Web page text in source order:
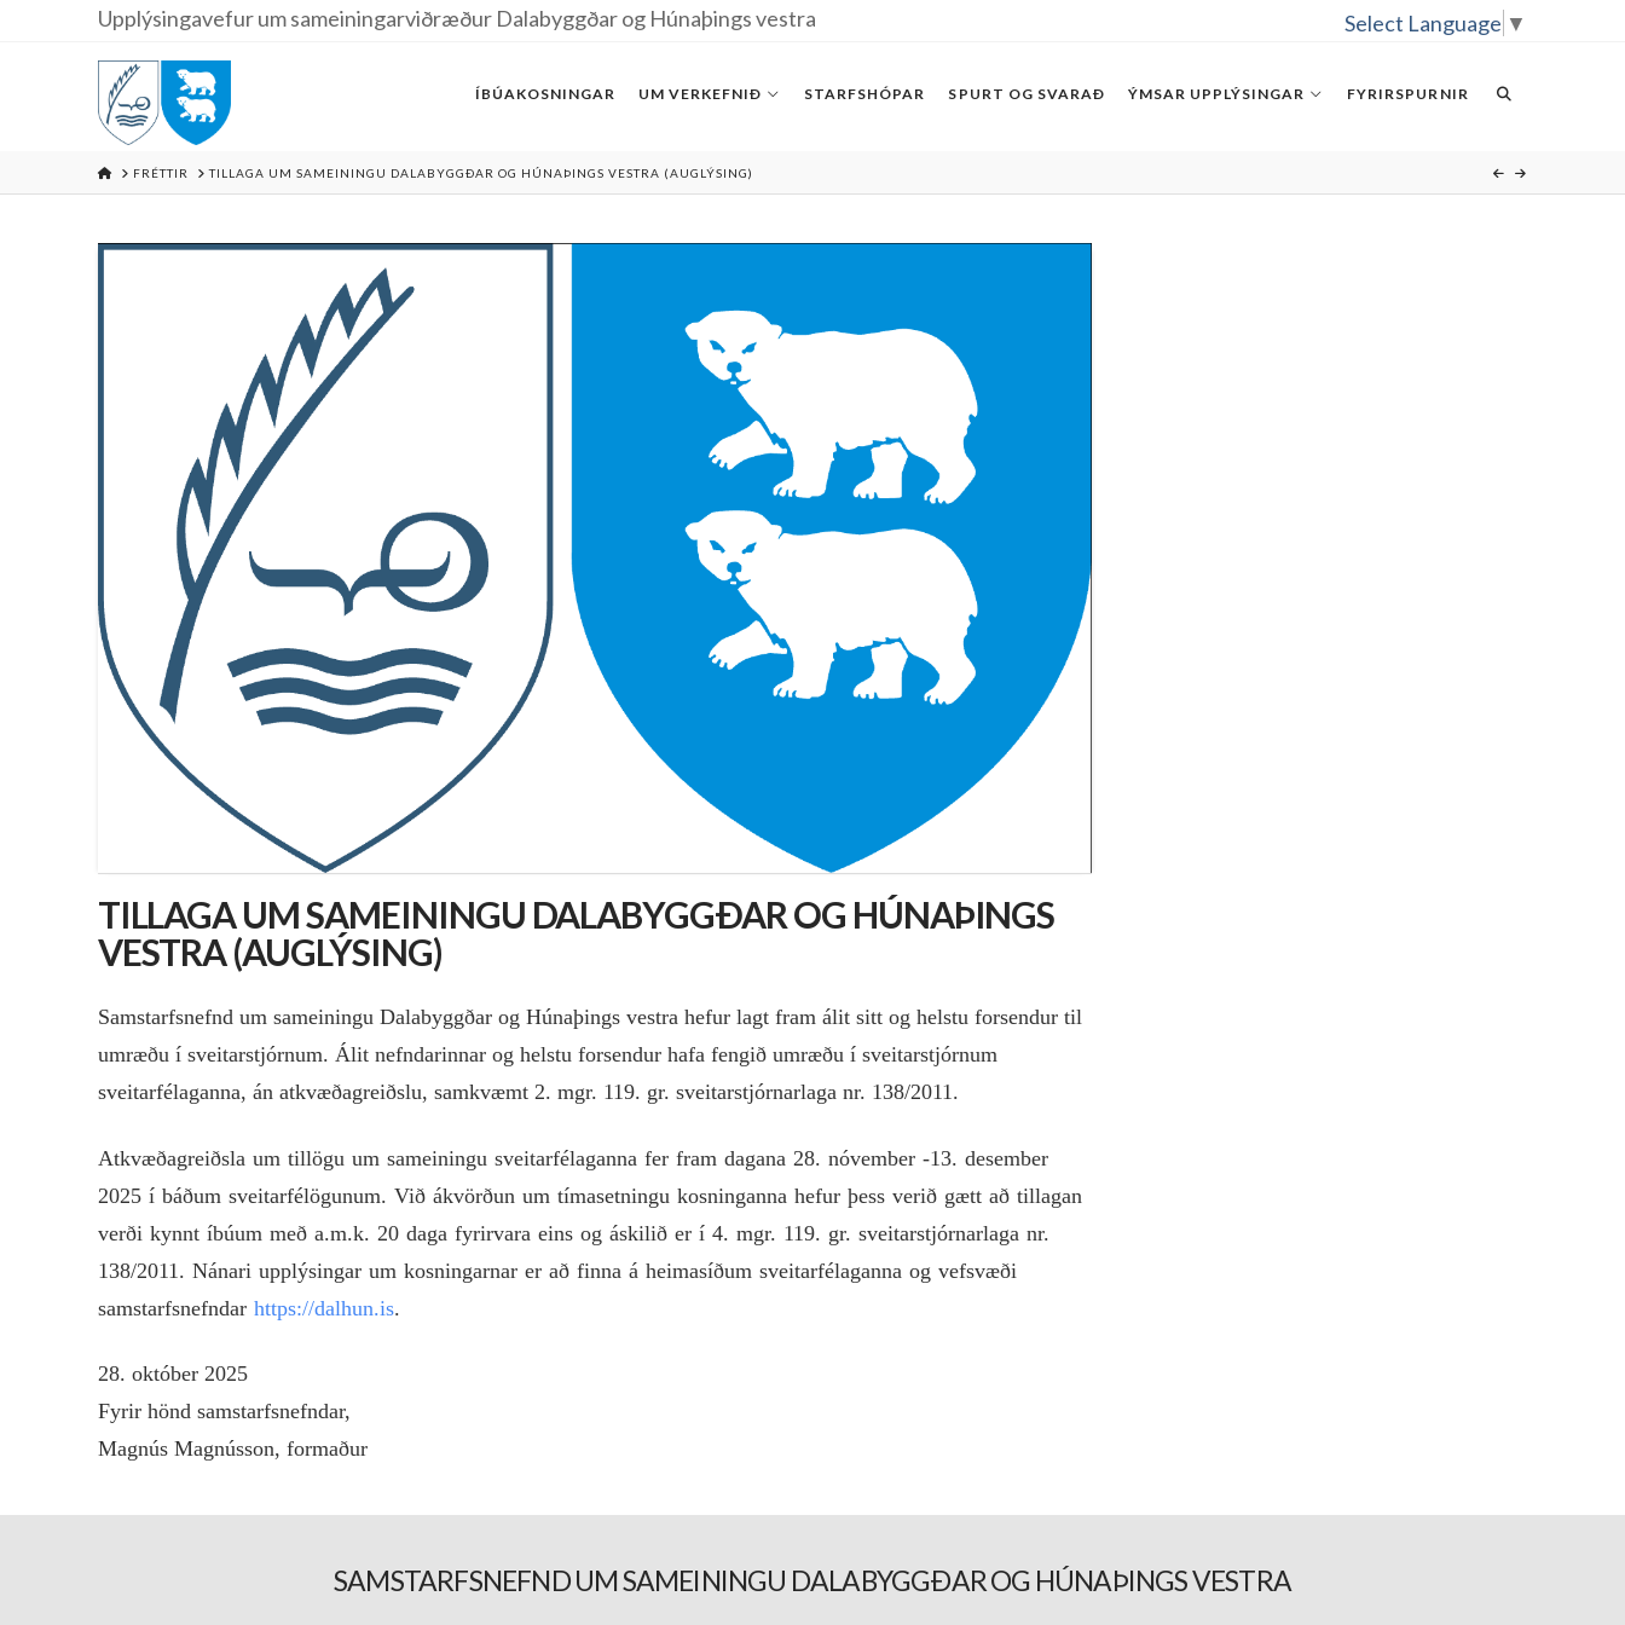
Upplýsingavefur um sameiningarviðræður Dalabyggðar og Húnaþings vestra Select Language ▼
ÍBÚAKOSNINGAR UM VERKEFNIÐ STARFSHÓPAR SPURT OG SVARAÐ ÝMSAR UPPLÝSINGAR FYRIRSPURNIR
HOMEFRÉTTIR TILLAGA UM SAMEININGU DALABYGGÐAR OG HÚNAÞINGS VESTRA (AUGLÝSING)
TILLAGA UM SAMEININGU DALABYGGÐAR OG HÚNAÞINGS
VESTRA (AUGLÝSING)
Samstarfsnefnd um sameiningu Dalabyggðar og Húnaþings vestra hefur lagt fram álit sitt og helstu forsendur til
umræðu í sveitarstjórnum. Álit nefndarinnar og helstu forsendur hafa fengið umræðu í sveitarstjórnum
sveitarfélaganna, án atkvæðagreiðslu, samkvæmt 2. mgr. 119. gr. sveitarstjórnarlaga nr. 138/2011.
Atkvæðagreiðsla um tillögu um sameiningu sveitarfélaganna fer fram dagana 28. nóvember -13. desember
2025 í báðum sveitarfélögunum. Við ákvörðun um tímasetningu kosninganna hefur þess verið gætt að tillagan
verði kynnt íbúum með a.m.k. 20 daga fyrirvara eins og áskilið er í 4. mgr. 119. gr. sveitarstjórnarlaga nr.
138/2011. Nánari upplýsingar um kosningarnar er að finna á heimasíðum sveitarfélaganna og vefsvæði
samstarfsnefndar https://dalhun.is.
28. október 2025
Fyrir hönd samstarfsnefndar,
Magnús Magnússon, formaður
SAMSTARFSNEFND UM SAMEININGU DALABYGGÐAR OG HÚNAÞINGS VESTRA